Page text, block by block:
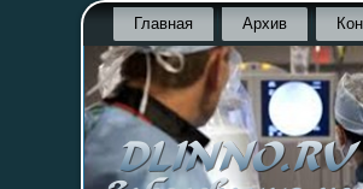
Главная Архив